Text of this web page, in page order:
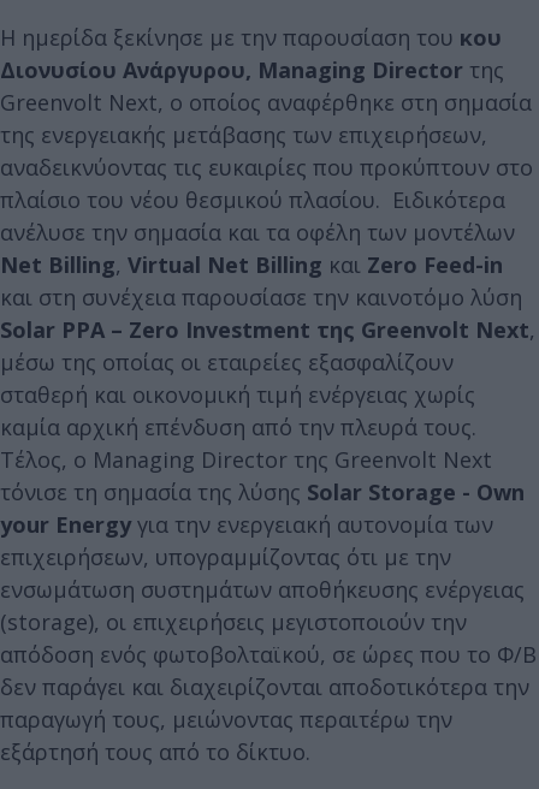
Η ημερίδα ξεκίνησε με την παρουσίαση του κου
Διονυσίου Ανάργυρου, Managing Director της
Greenvolt Next, ο οποίος αναφέρθηκε στη σημασία
της ενεργειακής μετάβασης των επιχειρήσεων,
αναδεικνύοντας τις ευκαιρίες που προκύπτουν στο
πλαίσιο του νέου θεσμικού πλασίου. Ειδικότερα
ανέλυσε την σημασία και τα οφέλη των μοντέλων
Net Billing, Virtual Net Billing και Zero Feed-in
και στη συνέχεια παρουσίασε την καινοτόμο λύση
Solar PPA – Zero Investment της Greenvolt Next,
μέσω της οποίας οι εταιρείες εξασφαλίζουν
σταθερή και οικονομική τιμή ενέργειας χωρίς
καμία αρχική επένδυση από την πλευρά τους.
Τέλος, ο Managing Director της Greenvolt Next
τόνισε τη σημασία της λύσης Solar Storage - Own
your Energyγια την ενεργειακή αυτονομία των
επιχειρήσεων, υπογραμμίζοντας ότι με την
ενσωμάτωση συστημάτων αποθήκευσης ενέργειας
(storage), οι επιχειρήσεις μεγιστοποιούν την
απόδοση ενός φωτοβολταϊκού, σε ώρες που το Φ/Β
δεν παράγει και διαχειρίζονται αποδοτικότερα την
παραγωγή τους, μειώνοντας περαιτέρω την
εξάρτησή τους από το δίκτυο.